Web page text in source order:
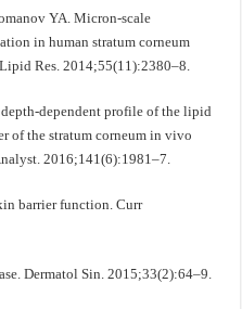
YA. Micron-scale
in human stratum corneum
Res. 2014;55(11):2380–8.
dependent profile of the lipid
of the stratum corneum in vivo
2016;141(6):1981–7.
barrier function. Curr
Dermatol Sin. 2015;33(2):64–9.